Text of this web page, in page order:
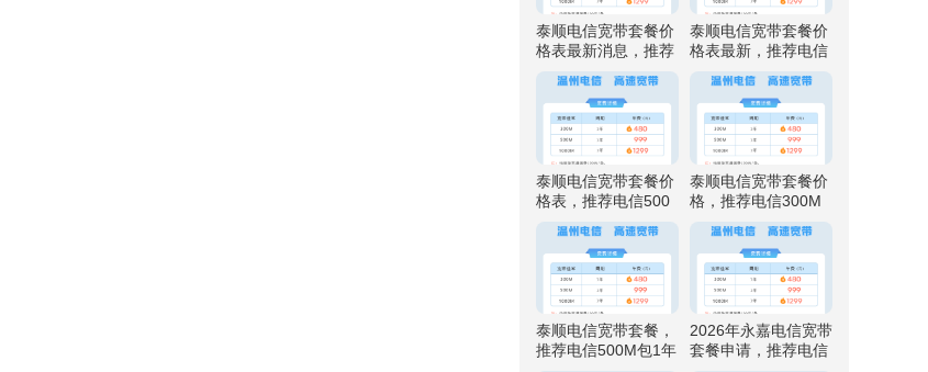
泰顺电信宽带套餐价
格表最新消息，推荐
999元
泰顺电信宽带套餐价
格表最新，推荐电信
泰顺电信宽带套餐价
格表，推荐电信500
泰顺电信宽带套餐价
格，推荐电信300M
泰顺电信宽带套餐，
推荐电信500M包1年
2026年永嘉电信宽带
套餐申请，推荐电信